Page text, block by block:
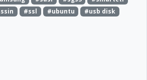
#ssl #ubuntu
#usb disk